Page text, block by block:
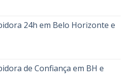
24h em Belo Horizonte e
de Confiança em BH e